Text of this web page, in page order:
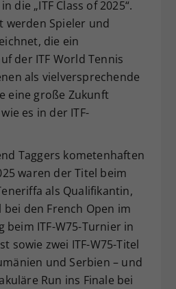
die „ITF Class of 2025“.
werden Spieler und
die ein
der ITF World Tennis
als vielversprechende
eine große Zukunft
es in der ITF-
Taggers kometenhaften
waren der Titel beim
als Qualifikantin,
den French Open im
beim ITF-W75-Turnier in
sowie zwei ITF-W75-Titel
und Serbien – und
Run ins Finale bei
speichert Ihre Consent-
Unter anderem eine
generierte ID, für die
Speicherung Ihrer
Einstellungen, falls der
Betreiber dies eingestellt